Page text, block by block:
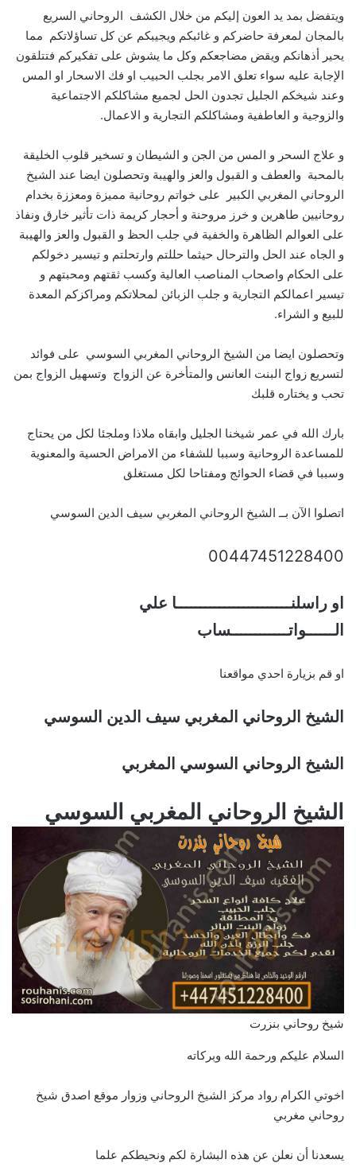
ويتفضل بمد يد العون إليكم من خلال الكشف الروحاني السريع
بالمجان لمعرفة حاضركم و غائبكم ويجيبكم عن كل تساؤلاتكم مما
يحير أذهانكم ويقض مضاجعكم وكل ما يشوش على تفكيركم فتتلقون
الإجابة عليه سواء تعلق الامر بجلب الحبيب او فك الاسحار او المس
وعند شيخكم الجليل تجدون الحل لجميع مشاكلكم الاجتماعية
والزوجية و العاطفية ومشاكلكم التجارية و الاعمال.
و علاج السحر و المس من الجن و الشيطان و تسخير قلوب الخليقة
بالمحبة والعطف و القبول والعز والهيبة وتحصلون ايضا عند الشيخ
الروحاني المغربي الكبير على خواتم روحانية مميزة ومعززة بخدام
روحانيين طاهرين و خرز مروحنة و أحجار كريمة ذات تأثير خارق ونفاذ
على العوالم الظاهرة والخفية في جلب الحظ و القبول والعز والهيبة
و الجاه عند الحل والترحال حيثما حللتم وارتحلتم و تيسير دخولكم
على الحكام واصحاب المناصب العالية وكسب ثقتهم ومحبتهم و
تيسير اعمالكم التجارية و جلب الزبائن لمحلاتكم ومراكزكم المعدة
للبيع و الشراء.
وتحصلون ايضا من الشيخ الروحاني المغربي السوسي على فوائد
لتسريع زواج البنت العانس والمتأخرة عن الزواج وتسهيل الزواج بمن
تحب و يختاره قلبك
بارك الله في عمر شيخنا الجليل وابقاه ملاذا وملجئا لكل من يحتاج
للمساعدة الروحانية وسببا للشفاء من الامراض الحسية والمعنوية
وسببا في قضاء الحوائج ومفتاحا لكل مستغلق
اتصلوا الآن بــ الشيخ الروحاني المغربي سيف الدين السوسي
00447451228400
او راسلنــــــــــــــــــــــــا علي
الــــــواتــــــــــــساب
او قم بزيارة احدي مواقعنا
الشيخ الروحاني المغربي سيف الدين السوسي
الشيخ الروحاني السوسي المغربي
الشيخ الروحاني المغربي السوسي
شيخ روحاني بنزرت
السلام عليكم ورحمة الله وبركاته
اخوتي الكرام رواد مركز الشيخ الروحاني وزوار موقع اصدق شيخ
روحاني مغربي
يسعدنا أن نعلن عن هذه البشارة لكم ونحيطكم علما